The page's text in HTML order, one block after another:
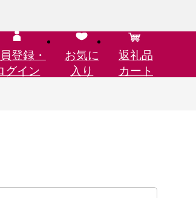
登録・
グイン
お気に
入り
返礼品
カート